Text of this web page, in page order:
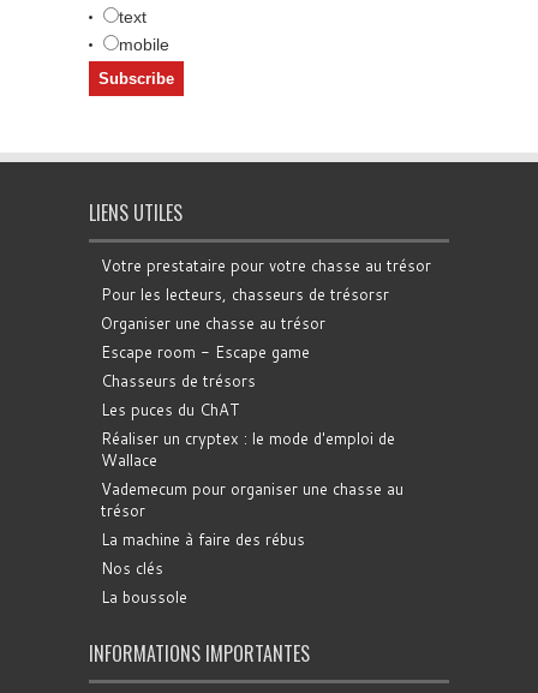
text
mobile
LIENS UTILES
Votre prestataire pour votre chasse au trésor
Pour les lecteurs, chasseurs de trésorsr
Organiser une chasse au trésor
Escape room - Escape game
Chasseurs de trésors
Les puces du ChAT
Réaliser un cryptex : le mode d'emploi de
Wallace
Vademecum pour organiser une chasse au
trésor
La machine à faire des rébus
Nos clés
La boussole
INFORMATIONS IMPORTANTES